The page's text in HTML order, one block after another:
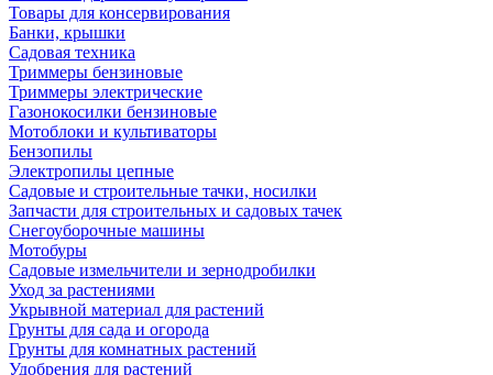
Товары для консервирования
Банки, крышки
Садовая техника
Триммеры бензиновые
Триммеры электрические
Газонокосилки бензиновые
Мотоблоки и культиваторы
Бензопилы
Электропилы цепные
Садовые и строительные тачки, носилки
Запчасти для строительных и садовых тачек
Снегоуборочные машины
Мотобуры
Садовые измельчители и зернодробилки
Уход за растениями
Укрывной материал для растений
Грунты для сада и огорода
Грунты для комнатных растений
Удобрения для растений